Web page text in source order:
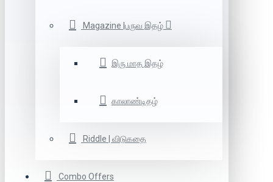
Magazine |பருவ இதழ்
இரு மாத இதழ்
காலாண்டிதழ்
Riddle | விடுகதை
Combo Offers